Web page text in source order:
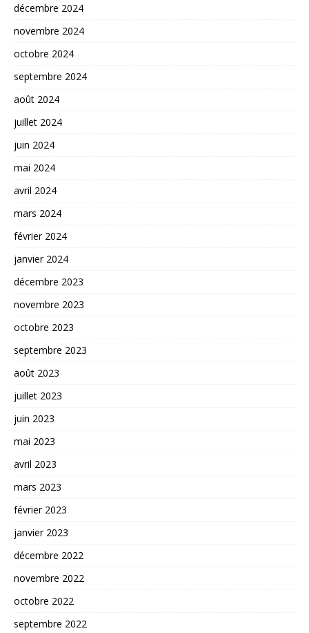
décembre 2024
novembre 2024
octobre 2024
septembre 2024
août 2024
juillet 2024
juin 2024
mai 2024
avril 2024
mars 2024
février 2024
janvier 2024
décembre 2023
novembre 2023
octobre 2023
septembre 2023
août 2023
juillet 2023
juin 2023
mai 2023
avril 2023
mars 2023
février 2023
janvier 2023
décembre 2022
novembre 2022
octobre 2022
septembre 2022